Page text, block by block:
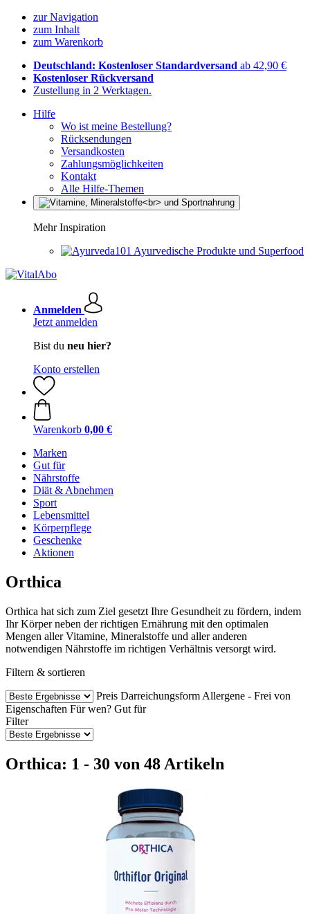
zur Navigation
zum Inhalt
zum Warenkorb
Deutschland: Kostenloser Standardversand ab 42,90 €
Kostenloser Rückversand
Zustellung in 2 Werktagen.
Hilfe
Wo ist meine Bestellung?
Rücksendungen
Versandkosten
Zahlungsmöglichkeiten
Kontakt
Alle Hilfe-Themen
Mehr Inspiration
Ayurvedische Produkte und Superfood
Anmelden
Jetzt anmelden
Bist du neu hier?
Konto erstellen
Warenkorb 0,00 €
Marken
Gut für
Nährstoffe
Diät & Abnehmen
Sport
Lebensmittel
Körperpflege
Geschenke
Aktionen
Orthica
Orthica hat sich zum Ziel gesetzt Ihre Gesundheit zu fördern, indem
Ihr Körper neben der richtigen Ernährung mit den optimalen
Mengen aller Vitamine, Mineralstoffe und aller anderen
notwendigen Nährstoffe im richtigen Verhältnis versorgt wird.
Filtern & sortieren
Preis Darreichungsform Allergene - Frei von
Eigenschaften Für wen? Gut für
Filter
Orthica: 1 - 30 von 48 Artikeln